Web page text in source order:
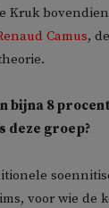
Kruk
Camus,
bijna 8
deze groep?
voor wie de